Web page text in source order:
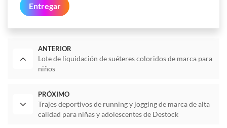
Entregar
ANTERIOR
Lote de liquidación de suéteres coloridos de marca para
niños
PRÓXIMO
Trajes deportivos de running y jogging de marca de alta
calidad para niñas y adolescentes de Destock